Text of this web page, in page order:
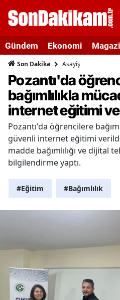
Gündem Ekonomi
Son Dakika Asayiş
Pozantı'da
bağımlılıkla
internet eğitimi
Pozantı'da öğrencilere
güvenli internet eğitimi
madde bağımlılığı ve dijital
bilgilendirme yaptı.
#Eğitim #Bağımlılık